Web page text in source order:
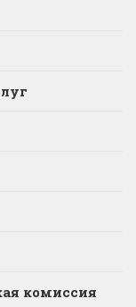
комиссия